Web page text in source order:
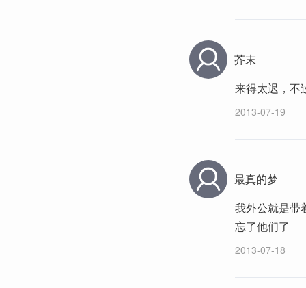
芥末
来得太迟，不
2013-07-19
最真的梦
我外公就是带
忘了他们了
2013-07-18